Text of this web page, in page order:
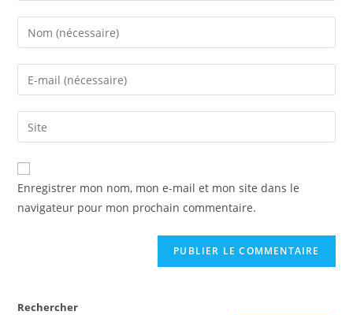
Enregistrer mon nom, mon e-mail et mon site dans le
navigateur pour mon prochain commentaire.
Rechercher